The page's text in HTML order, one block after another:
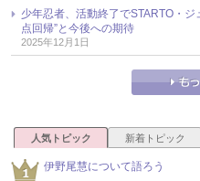
少年忍者、活動終了でSTARTO・
点回帰”と今後への期待
2025年12月1日
人気トピック 新着トピック
伊野尾慧について語ろう